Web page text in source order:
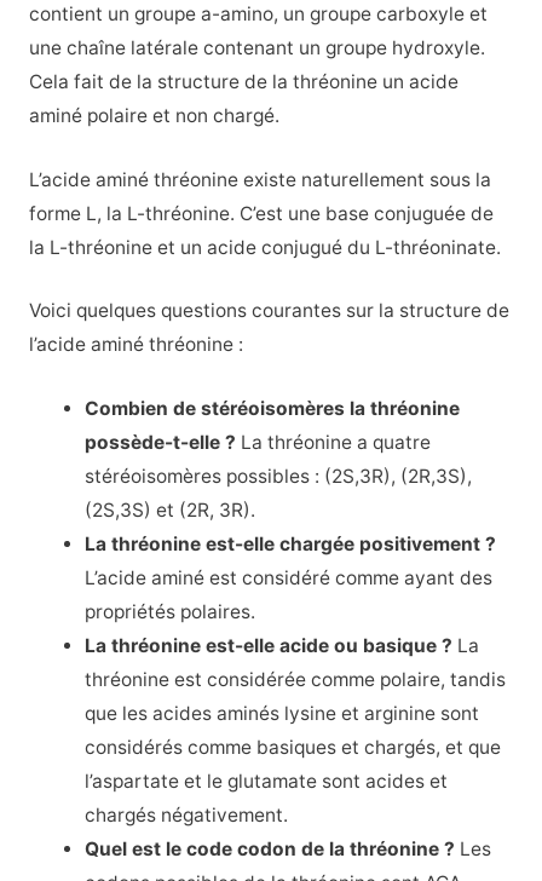
contient un groupe a-amino, un groupe carboxyle et
une chaîne latérale contenant un groupe hydroxyle.
Cela fait de la structure de la thréonine un acide
aminé polaire et non chargé.
L’acide aminé thréonine existe naturellement sous la
forme L, la L-thréonine. C’est une base conjuguée de
la L-thréonine et un acide conjugué du L-thréoninate.
Voici quelques questions courantes sur la structure de
l’acide aminé thréonine :
Combien de stéréoisomères la thréonine
possède-t-elle ? La thréonine a quatre
stéréoisomères possibles : (2S,3R), (2R,3S),
(2S,3S) et (2R, 3R).
La thréonine est-elle chargée positivement ?
L’acide aminé est considéré comme ayant des
propriétés polaires.
La thréonine est-elle acide ou basique ? La
thréonine est considérée comme polaire, tandis
que les acides aminés lysine et arginine sont
considérés comme basiques et chargés, et que
l’aspartate et le glutamate sont acides et
chargés négativement.
Quel est le code codon de la thréonine ? Les